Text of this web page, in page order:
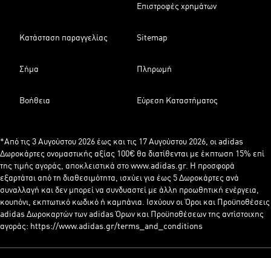
Επιστροφές χρημάτων
Κατάσταση παραγγελίας Sitemap
Σήμα Πληρωμή
Βοήθεια Εύρεση Καταστήματος
*Από τις 3 Αυγούστου 2026 έως και τις 17 Αυγούστου 2026, οι adidas
Δωροκάρτες ονομαστικής αξίας 100€ θα διατίθενται με έκπτωση 15% επί
της τιμής αγοράς, αποκλειστικά στο www.adidas.gr. Η προσφορά
εξαρτάται από τη διαθεσιμότητα, ισχύει για έως 5 Δωροκάρτες ανά
συναλλαγή και δεν μπορεί να συνδυαστεί με άλλη προωθητική ενέργεια,
κουπόνι, εκπτωτικό κωδικό ή καμπάνια. Ισχύουν οι Όροι και Προϋποθέσεις
adidas Δωροκαρτών των adidas Όρων και Προϋποθέσεων της αντίστοιχης
αγοράς: https://www.adidas.gr/terms_and_conditions